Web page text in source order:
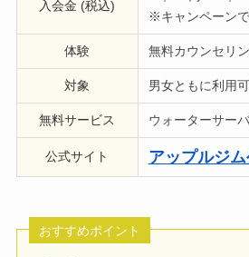
入会金 (税込)
※キャンペーン
体験 無料カウンセリ
対象 男女ともに利用
無料サービス ウォーターサー
公式サイト アップルジ
おすすめポイント